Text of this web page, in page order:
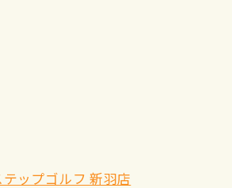
テップゴルフ 新羽店